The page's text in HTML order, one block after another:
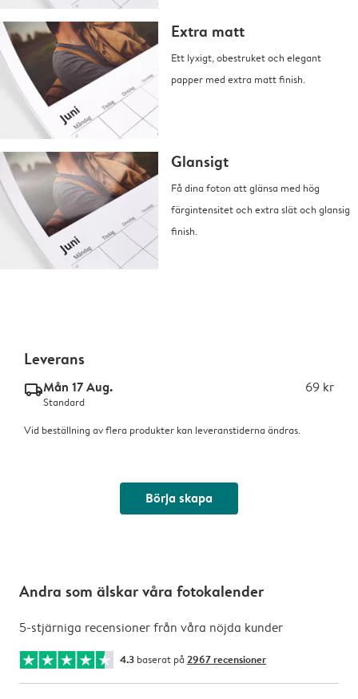
Extra matt
Ett lyxigt, obestruket och elegant
papper med extra matt finish.
Glansigt
Få dina foton att glänsa med hög
färgintensitet och extra slät och glansig
finish.
Leverans
delivery_standard_v2Mån 17 Aug. 69 kr
Standard
Vid beställning av flera produkter kan leveranstiderna ändras.
Börja skapa
Andra som älskar våra fotokalender
5-stjärniga recensioner från våra nöjda kunder
4.3 baserat på 2967 recensioner